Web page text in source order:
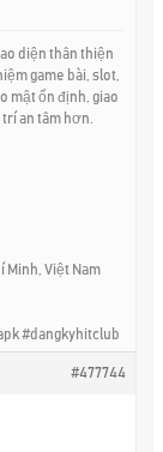
diện thân thiện
game bài, slot,
mật ổn định, giao
an tâm hơn.
Minh, Việt Nam
#dangkyhitclub
#477744